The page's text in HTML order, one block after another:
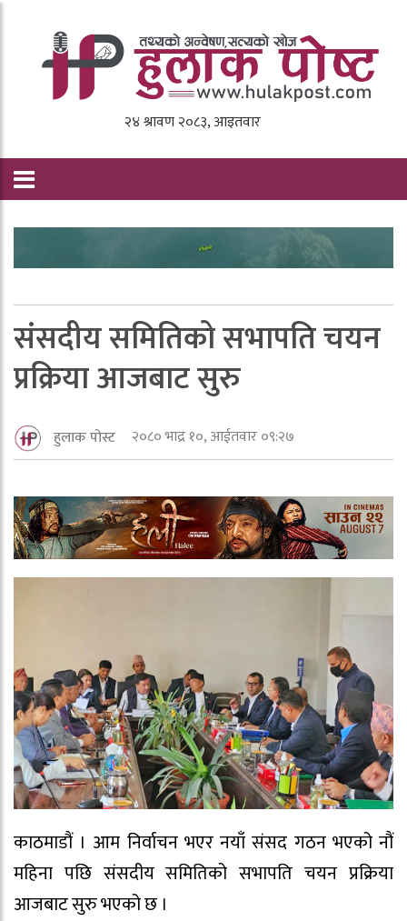
संसदीय समितिको सभापति चयन
प्रक्रिया आजबाट सुरु
हुलाक पोस्ट २०८० भाद्र १०, आईतवार ०९:२७
काठमाडौं । आम निर्वाचन भएर नयाँ संसद गठन भएको नौं
महिना पछि संसदीय समितिको सभापति चयन प्रक्रिया
आजबाट सुरु भएको छ ।